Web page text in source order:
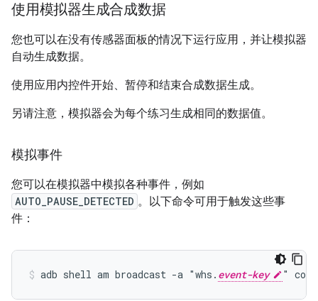
使用模拟器生成合成数据
您也可以在没有传感器面板的情况下运行应用，并让模拟器
自动生成数据。
使用应用内控件开始、暂停和结束合成数据生成。
另请注意，模拟器会为每个练习生成相同的数据值。
模拟事件
您可以在模拟器中模拟各种事件，例如
AUTO_PAUSE_DETECTED 。以下命令可用于触发这些事
件：
adb shell am broadcast -a "whs. event-key